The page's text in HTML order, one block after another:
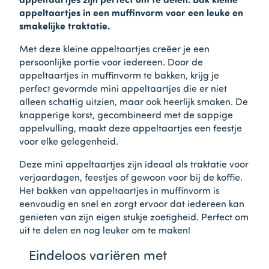
appeltaartjes in een muffinvorm voor een leuke en
smakelijke traktatie.
Met deze kleine appeltaartjes creëer je een
persoonlijke portie voor iedereen. Door de
appeltaartjes in muffinvorm te bakken, krijg je
perfect gevormde mini appeltaartjes die er niet
alleen schattig uitzien, maar ook heerlijk smaken. De
knapperige korst, gecombineerd met de sappige
appelvulling, maakt deze appeltaartjes een feestje
voor elke gelegenheid.
Deze mini appeltaartjes zijn ideaal als traktatie voor
verjaardagen, feestjes of gewoon voor bij de koffie.
Het bakken van appeltaartjes in muffinvorm is
eenvoudig en snel en zorgt ervoor dat iedereen kan
genieten van zijn eigen stukje zoetigheid. Perfect om
uit te delen en nog leuker om te maken!
Eindeloos variëren met